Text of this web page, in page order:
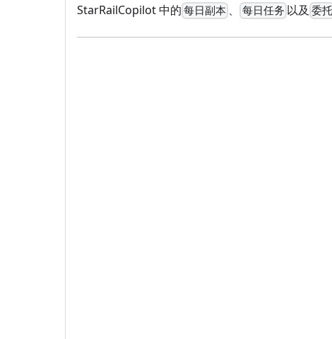
StarRailCopilot 中的 每日副本 、 每日任务 以及 委托